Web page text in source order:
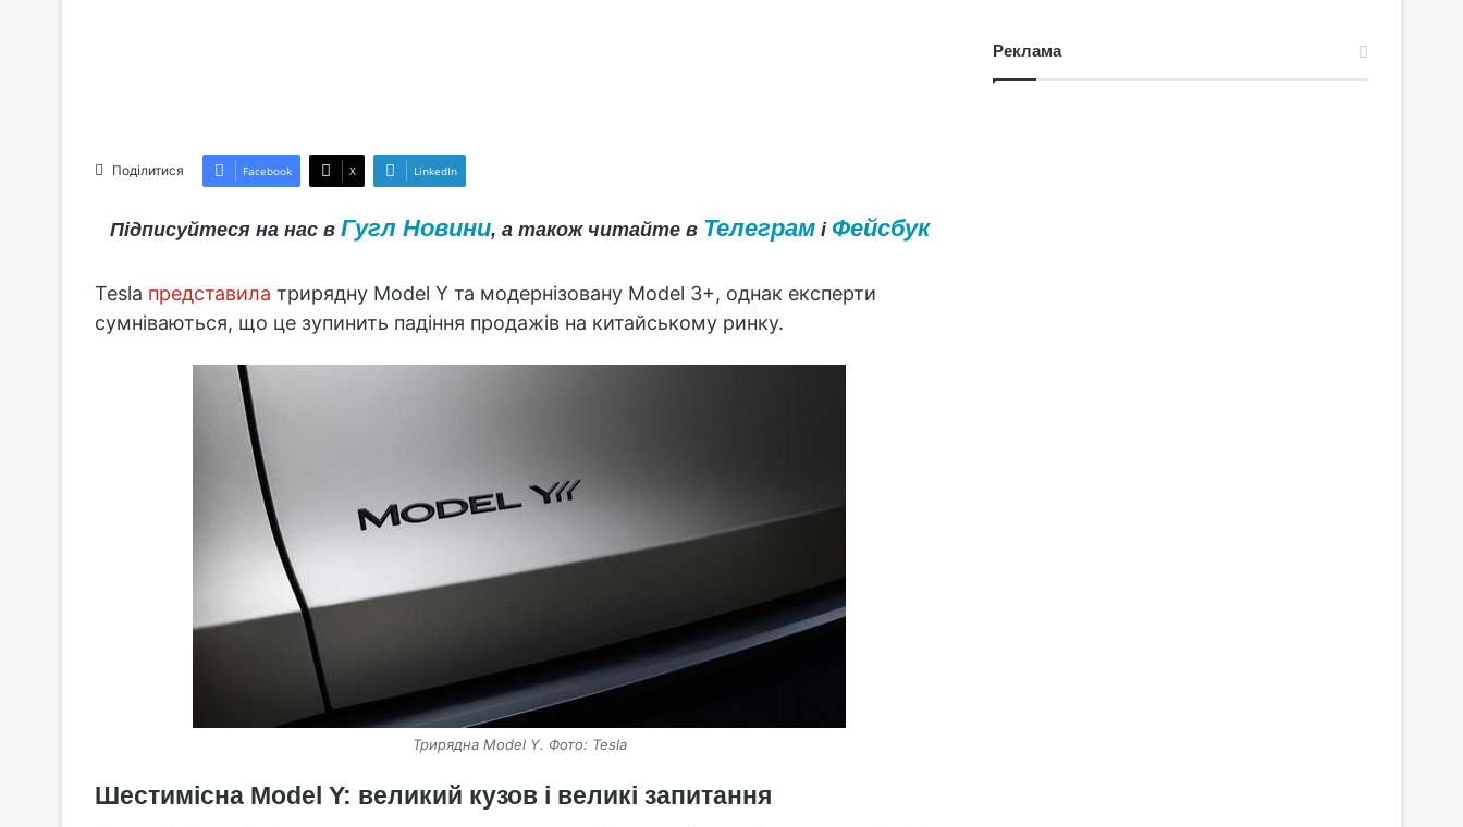
Поділитися Facebook X LinkedIn
Підписуйтеся на нас в Гугл Новини, а також читайте в Телеграмі Фейсбук
Tesla представила трирядну Model Y та модернізовану Model 3+, однак експерти
сумніваються, що це зупинить падіння продажів на китайському ринку.
Трирядна Model Y. Фото: Tesla
Шестимісна Model Y: великий кузов і великі запитання
Реклама